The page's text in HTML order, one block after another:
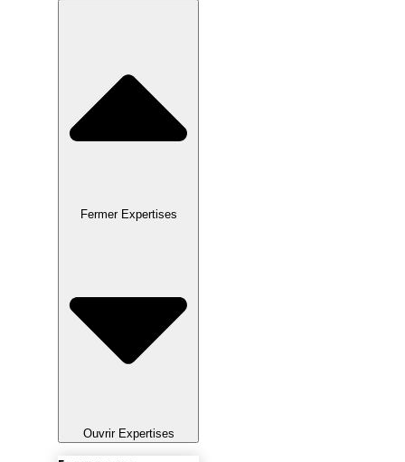
Fermer Expertises
Ouvrir Expertises